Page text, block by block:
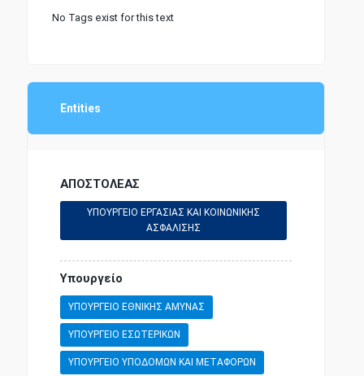
No Tags exist for this text
Entities
ΑΠΟΣΤΟΛΕΑΣ
ΥΠΟΥΡΓΕΙΟ ΕΡΓΑΣΙΑΣ ΚΑΙ ΚΟΙΝΩΝΙΚΗΣ
ΑΣΦΑΛΙΣΗΣ
Υπουργείο
ΥΠΟΥΡΓΕΙΟ ΕΘΝΙΚΗΣ ΑΜΥΝΑΣ
ΥΠΟΥΡΓΕΙΟ ΕΣΩΤΕΡΙΚΩΝ
ΥΠΟΥΡΓΕΙΟ ΥΠΟΔΟΜΩΝ ΚΑΙ ΜΕΤΑΦΟΡΩΝ